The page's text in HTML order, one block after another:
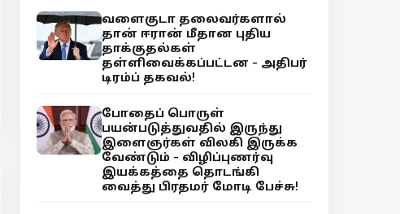
வளைகுடா தலைவர்களால்
தான் ஈரான் மீதான புதிய
தாக்குதல்கள்
தள்ளிவைக்கப்பட்டன - அதிபர்
டிரம்ப் தகவல்!
போதைப் பொருள்
பயன்படுத்துவதில் இருந்து
இளைஞர்கள் விலகி இருக்க
வேண்டும் - விழிப்புணர்வு
இயக்கத்தை தொடங்கி
வைத்து பிரதமர் மோடி பேச்சு!